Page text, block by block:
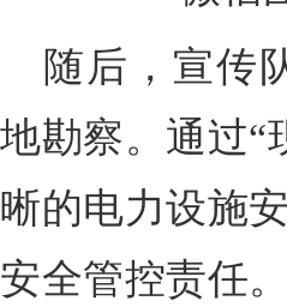
随后，宣传
地勘察。通过“
晰的电力设施
安全管控责任。